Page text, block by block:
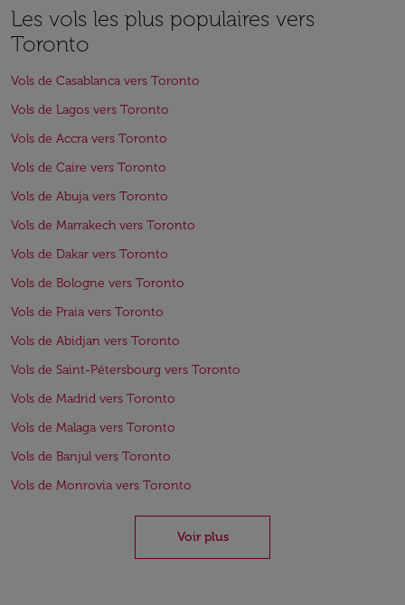
Les vols les plus populaires vers
Toronto
Vols de Casablanca vers Toronto
Vols de Lagos vers Toronto
Vols de Accra vers Toronto
Vols de Caire vers Toronto
Vols de Abuja vers Toronto
Vols de Marrakech vers Toronto
Vols de Dakar vers Toronto
Vols de Bologne vers Toronto
Vols de Praia vers Toronto
Vols de Abidjan vers Toronto
Vols de Saint-Pétersbourg vers Toronto
Vols de Madrid vers Toronto
Vols de Malaga vers Toronto
Vols de Banjul vers Toronto
Vols de Monrovia vers Toronto
Voir plus